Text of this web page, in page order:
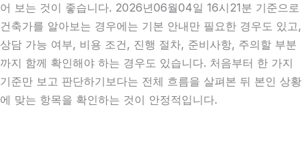
어 보는 것이 좋습니다. 2026년06월04일 16시21분 기준으로
건축가를 알아보는 경우에는 기본 안내만 필요한 경우도 있고,
상담 가능 여부, 비용 조건, 진행 절차, 준비사항, 주의할 부분
까지 함께 확인해야 하는 경우도 있습니다. 처음부터 한 가지
기준만 보고 판단하기보다는 전체 흐름을 살펴본 뒤 본인 상황
에 맞는 항목을 확인하는 것이 안정적입니다.